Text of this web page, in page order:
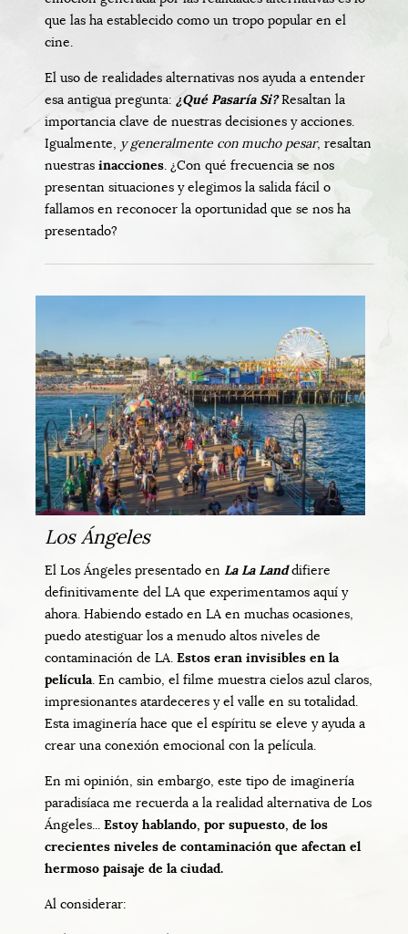
que las ha establecido como un tropo popular en el
cine.
El uso de realidades alternativas nos ayuda a entender
esa antigua pregunta: ¿Qué Pasaría Si?Resaltan la
importancia clave de nuestras decisiones y acciones.
Igualmente, y generalmente con mucho pesar, resaltan
nuestras inacciones. ¿Con qué frecuencia se nos
presentan situaciones y elegimos la salida fácil o
fallamos en reconocer la oportunidad que se nos ha
presentado?
Los Ángeles
El Los Ángeles presentado en La La Landdifiere
definitivamente del LA que experimentamos aquí y
ahora. Habiendo estado en LA en muchas ocasiones,
puedo atestiguar los a menudo altos niveles de
contaminación de LA. Estos eran invisibles en la
película. En cambio, el filme muestra cielos azul claros,
impresionantes atardeceres y el valle en su totalidad.
Esta imaginería hace que el espíritu se eleve y ayuda a
crear una conexión emocional con la película.
En mi opinión, sin embargo, este tipo de imaginería
paradisíaca me recuerda a la realidad alternativa de Los
Ángeles... Estoy hablando, por supuesto, de los
crecientes niveles de contaminación que afectan el
hermoso paisaje de la ciudad.
Al considerar: